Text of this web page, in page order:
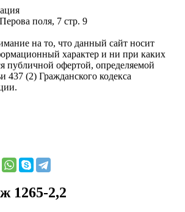
поля, 7 стр. 9
на то, что данный сайт носит
характер и ни при каких
публичной офертой, определяемой
437 (2) Гражданского кодекса
1265-2,2